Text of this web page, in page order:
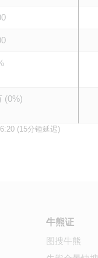
(0%)
(15分锺延迟)
牛熊证
图搜牛熊